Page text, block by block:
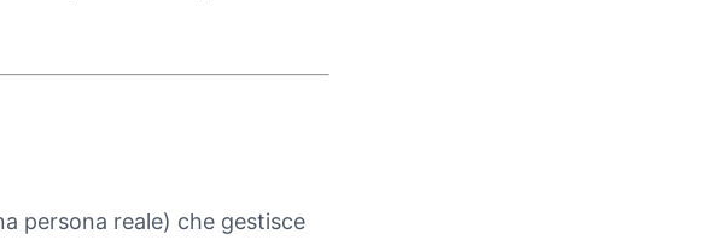
persona reale) che gestisce